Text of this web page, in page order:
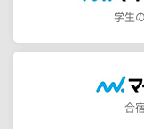
学生
合